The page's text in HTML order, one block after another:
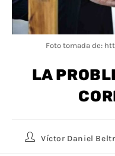
Foto tomada de:
LA
Víctor Daniel